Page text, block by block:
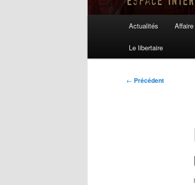
Actualités
Le libertaire
Navigation
← Précédent